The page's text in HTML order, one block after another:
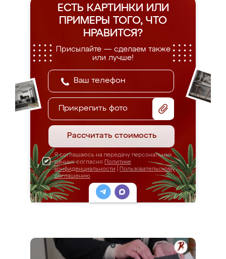
ЕСТЬ КАРТИНКИ ИЛИ
ПРИМЕРЫ
ТОГО, ЧТО
НРАВИТСЯ?
Присылайте — сделаем также
или лучше!
Прикрепить фото
Рассчитать стоимость
Я соглашаюсь на передачу персональных
данных согласно Политике
конфиденциальности
Пользовательскому
соглашению